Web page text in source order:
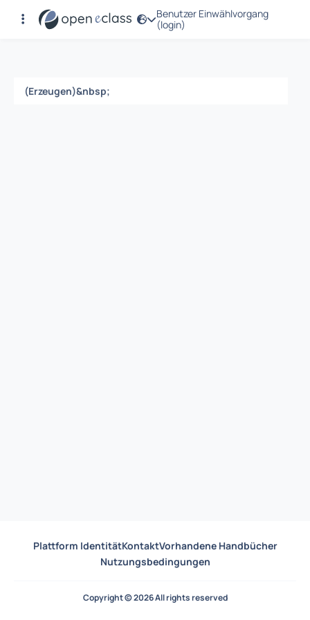
Benutzer Einwählvorgang
(login)
Registrierung
(Erzeugen)&nbsp;
Plattform IdentitätKontaktVorhandene Handbücher
Nutzungsbedingungen
Copyright © 2026 All rights reserved